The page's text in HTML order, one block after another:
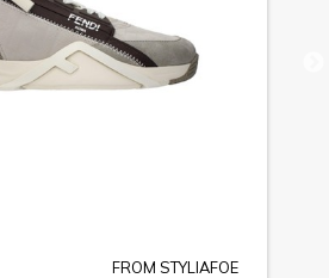
FROM STYLIAFOE